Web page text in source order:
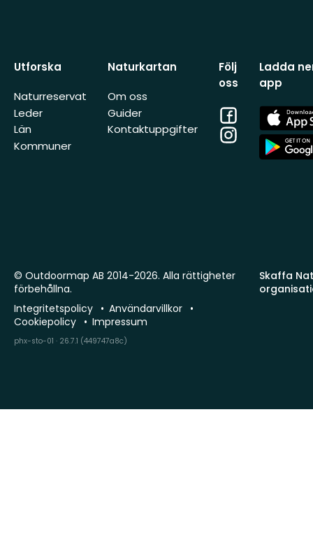
Utforska
Naturreservat
Leder
Län
Kommuner
Naturkartan
Om oss
Guider
Kontaktuppgifter
Följ
oss
Facebook
Instagram
Ladda
app
App
Store
App
Store
Skaffa
© Outdoormap AB 2014-2026. Alla rättigheter
förbehållna.
Integritetspolicy
Användarvillkor
Cookiepolicy
Impressum
phx-sto-01 · 26.7.1 (449747a8c)